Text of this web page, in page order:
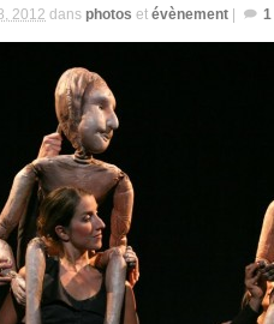
2012 dans photos et évènement 1